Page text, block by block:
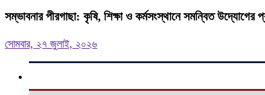
সম্ভাবনার পীরগাছা: কৃষি, শিক্ষা ও কর্মসংস্থানে সমন্বিত উদ্যোগের
সোমবার, ২৭ জুলাই, ২০২৬